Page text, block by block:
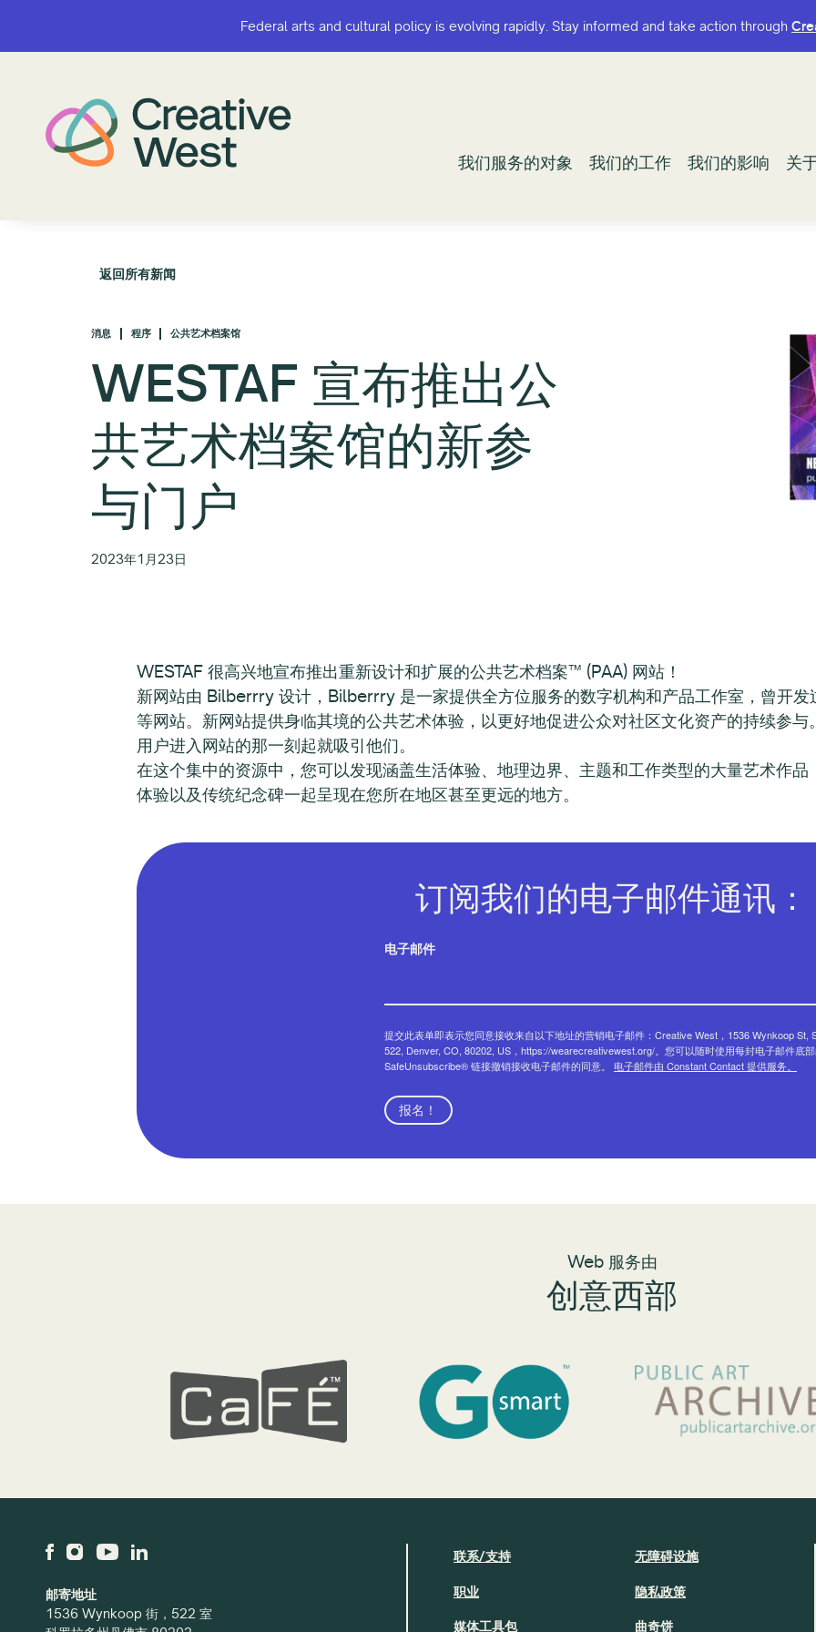
Federal arts and cultural policy is evolving rapidly. Stay informed and take action through
我们服务的对象 我们的工作 我们的影响 关
Federal arts and cultural policy is evolving rapidly. Stay informed and take action through
我们服务的对象 我们的工作 我们的影响 关
返回所有新闻
消息 程序 公共艺术档案馆
WESTAF 宣布推出公
共艺术档案馆的新参
与门户
2023年1月23日
WESTAF 很高兴地宣布推出重新设计和扩展的公共艺术档案™ (PAA) 网站！
新网站由 Bilberrry 设计，Bilberrry 是一家提供全方位服务的数字机构和产品工作室，曾开
等网站。新网站提供身临其境的公共艺术体验，以更好地促进公众对社区文化资产的持续参
用户进入网站的那一刻起就吸引他们。
在这个集中的资源中，您可以发现涵盖生活体验、地理边界、主题和工作类型的大量艺术作
体验以及传统纪念碑一起呈现在您所在地区甚至更远的地方。
订阅我们的电子邮件通讯：
电子邮件
提交此表单即表示您同意接收来自以下地址的营销电子邮件：Creative West，1536 Wynkoop St,
522, Denver, CO, 80202, US，https://wearecreativewest.org/。您可以随时使用每封电子邮件底
SafeUnsubscribe® 链接撤销接收电子邮件的同意。 电子邮件由 Constant Contact 提供服务。
报名！
Web 服务由
创意西部
邮寄地址
1536 Wynkoop 街，522 室
联系/支持
职业
媒体工具包
无障碍设施
隐私政策
曲奇饼